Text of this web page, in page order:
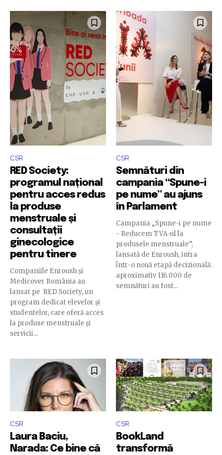
CSR
RED Society:
programul național
pentru acces redus
la produse
menstruale și
consultații
ginecologice
pentru tinere
Companiile Enroush și
Medicover România au
lansat pe RED Society, un
program dedicat elevelor și
studentelor, care oferă acces
la produse menstruale și
servicii...
CSR
Semnături din
campania “Spune-i
pe nume” au ajuns
în Parlament
Campania „Spune-i pe nume
- Reducem TVA-ul la
produsele menstruale”,
lansată de Enroush, intra
într-o nouă etapă decizională:
aproximativ 116.000 de
semnături au fost...
CSR
Laura Baciu,
Narada: Ce bine că
CSR
BookLand
transformă